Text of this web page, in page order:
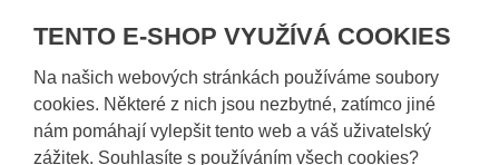
TENTO E-SHOP VYUŽÍVÁ COOKIES
Na našich webových stránkách používáme soubory
cookies. Některé z nich jsou nezbytné, zatímco jiné
nám pomáhají vylepšit tento web a váš uživatelský
zážitek. Souhlasíte s používáním všech cookies?